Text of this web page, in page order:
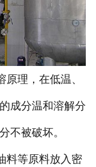
关于晶华
联系我们
理，在低温、
成分温和溶解分
不被破坏。
等原料放入密